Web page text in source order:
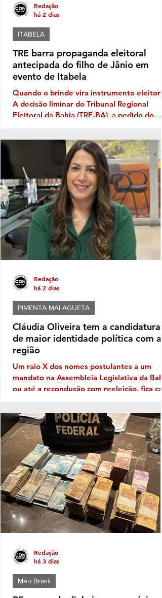
TRE barra propaganda eleitoral
antecipada do filho de Jânio em
evento de Itabela
Quando o brinde vira instrumento eleitoral
A decisão liminar do Tribunal Regional
Eleitoral da Bahia (TRE-BA), a pedido do
à discussão uma prática que costuma
aparecer no período pré-eleitoral: a
tentativa de transformar eventos
em vitrines para promoção de nomes que
pretendem disputar as eleições. No caso
Itabela, segundo o Ministério Público
Eleitoral, a distribuição de bonés
personalizados com o nome de Jânio Natal
ITABELA
Redação
há 2 dias
Cláudia Oliveira tem a candidatura
de maior identidade política com a
região
Um raio X dos nomes postulantes a um
mandato na Assembleia Legislativa da
ou até a recondução com reeleição, fica
Identidade com o eleitor de cada região.
território da Costa do Descobrimento, com
abrangência na Costa das Baleias, ou seja,
no grande Extremo Sul baiano, entre as
tantas candidaturas para ocupar uma vaga
de deputado (a) nas eleições de outubro
próximo a que mais aparece com solidez
política é a da deputada pessed
PIMENTA MALAGUETA
Redação
há 2 dias
Meu Brasil
Redação
há 3 dias